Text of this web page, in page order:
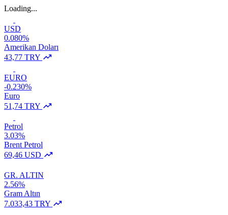
Loading...
USD
0.080%
Amerikan Doları
43,77 TRY
EURO
-0.230%
Euro
51,74 TRY
Petrol
3.03%
Brent Petrol
69,46 USD
GR. ALTIN
2.56%
Gram Altın
7.033,43 TRY